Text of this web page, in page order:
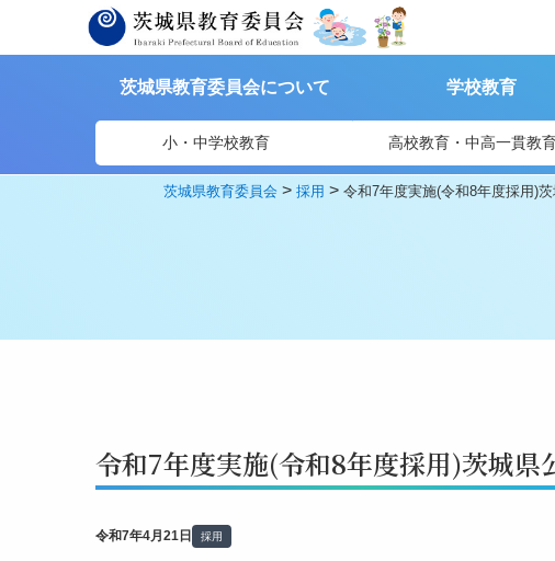
茨城県教育委員会について 学校教育
小・中学校教育 高校教育・中高一貫教
茨城県教育委員会 >採用 >令和7年度実施(令和8年度採用)
令和7年度実施(令和8年度採用)茨城
令和7年4月21日 採用